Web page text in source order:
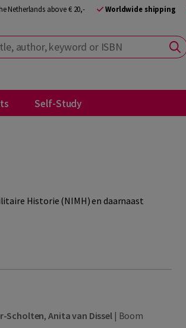
Netherlands above € 20,- Worldwide shipping
keyword or ISBN
Self-Study
Historie (NIMH) en daarnaast
Scholten,Anita van Dissel| Boom